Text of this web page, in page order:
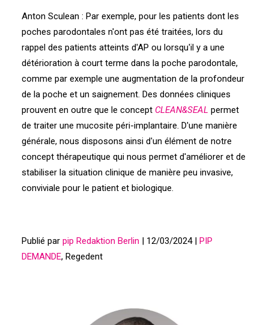
Anton Sculean : Par exemple, pour les patients dont les
poches parodontales n'ont pas été traitées, lors du
rappel des patients atteints d'AP ou lorsqu'il y a une
détérioration à court terme dans la poche parodontale,
comme par exemple une augmentation de la profondeur
de la poche et un saignement. Des données cliniques
prouvent en outre que le concept CLEAN&SEAL permet
de traiter une mucosite péri-implantaire. D'une manière
générale, nous disposons ainsi d'un élément de notre
concept thérapeutique qui nous permet d'améliorer et de
stabiliser la situation clinique de manière peu invasive,
conviviale pour le patient et biologique.
Publié par pip Redaktion Berlin | 12/03/2024 | PIP
DEMANDE, Regedent